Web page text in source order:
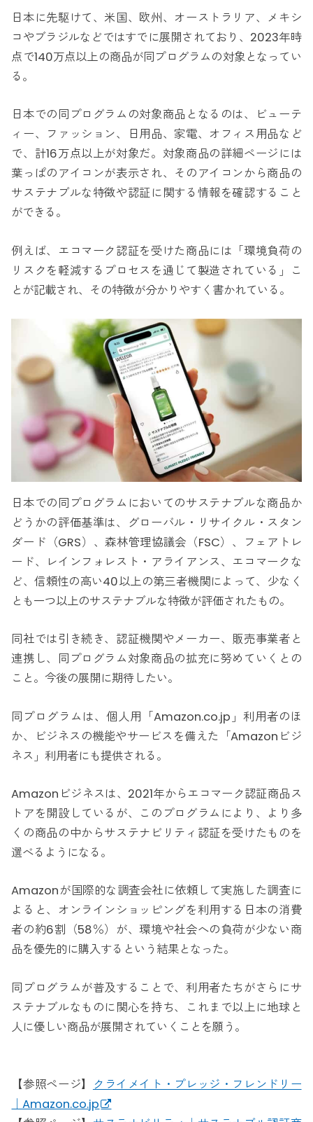
日本に先駆けて、米国、欧州、オーストラリア、メキシ
コやブラジルなどではすでに展開されており、2023年時
点で140万点以上の商品が同プログラムの対象となってい
る。
日本での同プログラムの対象商品となるのは、ビューテ
ィー、ファッション、日用品、家電、オフィス用品など
で、計16万点以上が対象だ。対象商品の詳細ページには
葉っぱのアイコンが表示され、そのアイコンから商品の
サステナブルな特徴や認証に関する情報を確認すること
ができる。
例えば、エコマーク認証を受けた商品には「環境負荷の
リスクを軽減するプロセスを通じて製造されている」こ
とが記載され、その特徴が分かりやすく書かれている。
日本での同プログラムにおいてのサステナブルな商品か
どうかの評価基準は、グローバル・リサイクル・スタン
ダード（GRS）、森林管理協議会（FSC）、フェアトレ
ード、レインフォレスト・アライアンス、エコマークな
ど、信頼性の高い40以上の第三者機関によって、少なく
とも一つ以上のサステナブルな特徴が評価されたもの。
同社では引き続き、認証機関やメーカー、販売事業者と
連携し、同プログラム対象商品の拡充に努めていくとの
こと。今後の展開に期待したい。
同プログラムは、個人用「Amazon.co.jp」利用者のほ
か、ビジネスの機能やサービスを備えた「Amazonビジ
ネス」利用者にも提供される。
Amazonビジネスは、2021年からエコマーク認証商品ス
トアを開設しているが、このプログラムにより、より多
くの商品の中からサステナビリティ認証を受けたものを
選べるようになる。
Amazonが国際的な調査会社に依頼して実施した調査に
よると、オンラインショッピングを利用する日本の消費
者の約6割（58％）が、環境や社会への負荷が少ない商
品を優先的に購入するという結果となった。
同プログラムが普及することで、利用者たちがさらにサ
ステナブルなものに関心を持ち、これまで以上に地球と
人に優しい商品が展開されていくことを願う。
【参照ページ】 クライメイト・プレッジ・フレンドリー
｜Amazon.co.jp